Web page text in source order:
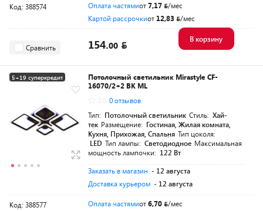
Код: 388574 Оплата частямиот7,17
/мес
Картой рассрочкиот 12,83 /мес
Сравнить 154.00
В корзину
5+19 суперкредит
Потолочный светильник Mirastyle CF-
16070/2+2 BK ML
0 отзывов
Тип: Потолочный светильник Стиль: Хай-
тек Размещение: Гостиная, Жилая комната,
Кухня, Прихожая, Спальня Тип цоколя:
LED Тип лампы: Светодиодное Максимальная
мощность лампочки: 122 Вт
Заказать в магазин - 12 августа
Доставка курьером - 12 августа
Код: 388577 Оплата частямиот6,70
/мес